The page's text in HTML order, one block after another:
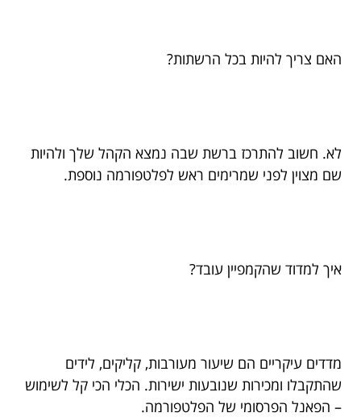
האם צריך להיות בכל הרשתות?
לא. חשוב להתרכז ברשת שבה נמצא הקהל שלך ולהיות
שם מצוין לפני שמרימים ראש לפלטפורמה נוספת.
איך למדוד שהקמפיין עובד?
מדדים עיקריים הם שיעור מעורבות, קליקים, לידים
שהתקבלו ומכירות שנובעות ישירות. הכלי הכי קל לשימוש
– הפאנל הפרסומי של הפלטפורמה.